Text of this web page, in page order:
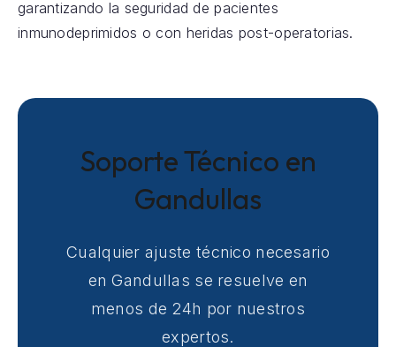
garantizando la seguridad de pacientes
inmunodeprimidos o con heridas post-operatorias.
Soporte Técnico en
Gandullas
Cualquier ajuste técnico necesario
en Gandullas se resuelve en
menos de 24h por nuestros
expertos.